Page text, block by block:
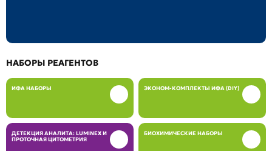
НАБОРЫ РЕАГЕНТОВ
ИФА НАБОРЫ ЭКОНОМ-КОМПЛЕКТЫ ИФА (DIY)
ДЕТЕКЦИЯ АНАЛИТА: LUMINEX И
ПРОТОЧНАЯ ЦИТОМЕТРИЯ
БИОХИМИЧЕСКИЕ НАБОРЫ